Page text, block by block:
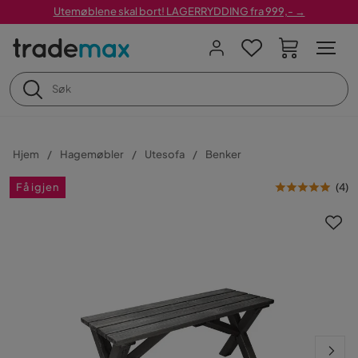
Utemøblene skal bort! LAGERRYDDING fra 999,- →
Hjem Hagemøbler Utesofa Benker
Få igjen (4)